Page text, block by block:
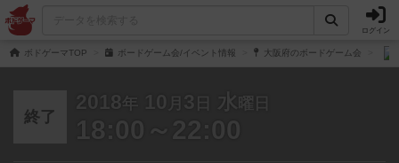
ログイン
ボドゲーマTOP ボードゲーム会/イベント情報 大阪府のボードゲーム会
終了
2018 年 10 月 3 日 水 曜日
18:00～22:00